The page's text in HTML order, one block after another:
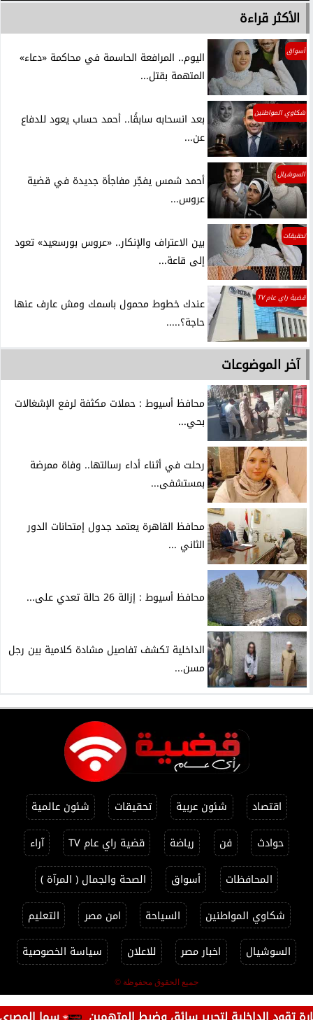
الأكثر قراءة
أسواق
اليوم.. المرافعة الحاسمة في محاكمة «دعاء»
المتهمة بقتل...
شكاوي المواطنين
بعد انسحابه سابقًا.. أحمد حساب يعود للدفاع
عن...
السوشيال
أحمد شمس يفجّر مفاجأة جديدة في قضية
عروس...
تحقيقات
بين الاعتراف والإنكار.. «عروس بورسعيد» تعود
إلى قاعة...
قضية راي عام TV
عندك خطوط محمول باسمك ومش عارف عنها
حاجة؟.....
آخر الموضوعات
محافظ أسيوط : حملات مكثفة لرفع الإشغالات
بحي...
رحلت في أثناء أداء رسالتها.. وفاة ممرضة
بمستشفى...
محافظ القاهرة يعتمد جدول إمتحانات الدور
الثاني ...
محافظ أسيوط : إزالة 26 حالة تعدي على...
الداخلية تكشف تفاصيل مشادة كلامية بين رجل
مسن...
اقتصاد شئون عربية تحقيقات
شئون عالمية
حوادث
فن رياضة قضية راي عام TV
آراء
المحافظات
أسواق
الصحة والجمال ( المرآة )
شكاوي المواطنين
السياحة امن مصر
التعليم
السوشيال
اخبار مصر للاعلان سياسة الخصوصية
جميع الحقوق محفوظة ©